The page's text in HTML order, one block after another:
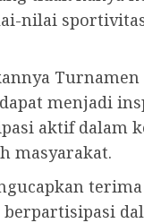
nilai
menjadi
aktif dalam
masyarakat.